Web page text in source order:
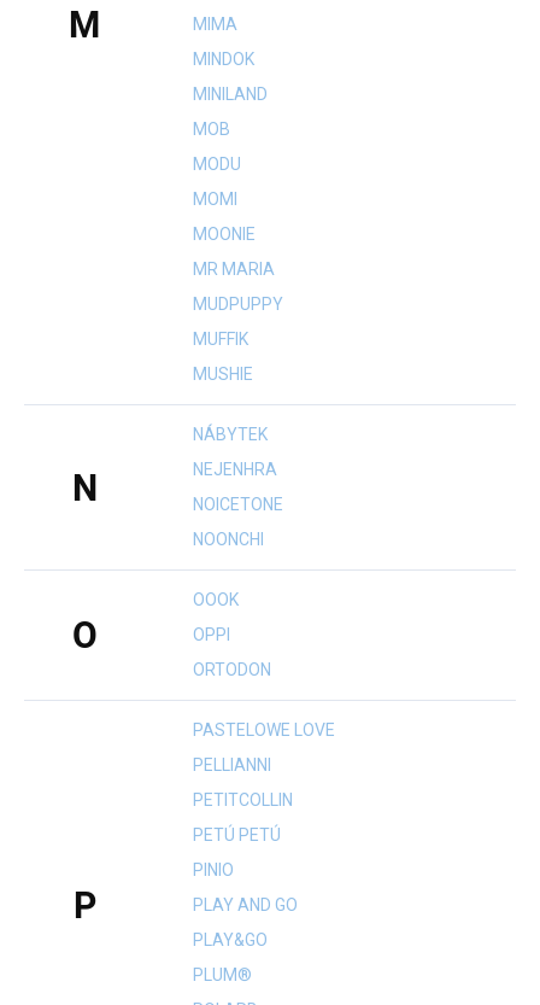
M
MIMA
MINDOK
MINILAND
MOB
MODU
MOMI
MOONIE
MR MARIA
MUDPUPPY
MUFFIK
MUSHIE
N
NÁBYTEK
NEJENHRA
NOICETONE
NOONCHI
O
OOOK
OPPI
ORTODON
P
PASTELOWE LOVE
PELLIANNI
PETITCOLLIN
PETÚ PETÚ
PINIO
PLAY AND GO
PLAY&GO
PLUM®